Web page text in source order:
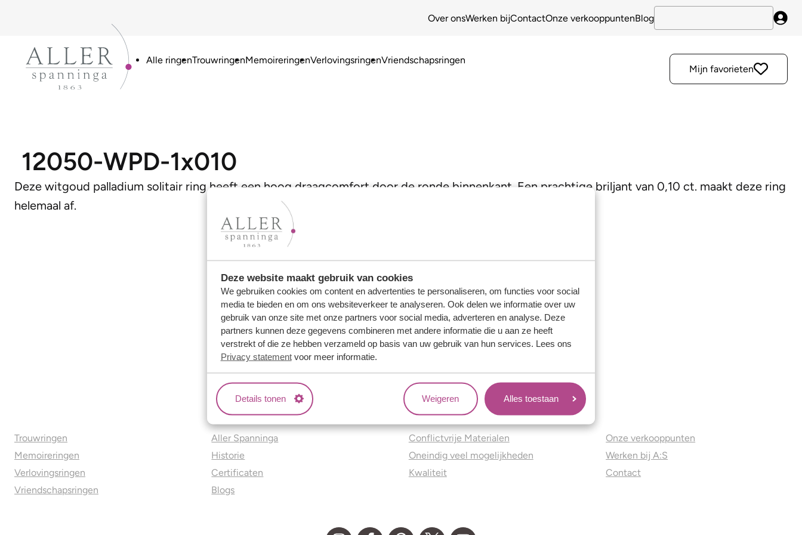
Deze website maakt gebruik van cookies
We gebruiken cookies om content en advertenties te personaliseren, om functies voor social
media te bieden en om ons websiteverkeer te analyseren. Ook delen we informatie over uw
gebruik van onze site met onze partners voor social media, adverteren en analyse. Deze
partners kunnen deze gegevens combineren met andere informatie die u aan ze heeft
verstrekt of die ze hebben verzameld op basis van uw gebruik van hun services. Lees ons
Privacy statementvoor meer informatie.
Details tonen Weigeren Alles toestaan
Over onsWerken bijContactOnze verkooppuntenBlog
Alle ringenTrouwringenMemoireringenVerlovingsringenVriendschapsringen
Mijn favorieten
12050-WPD-1x010
Deze witgoud palladium solitair ring heeft een hoog draagcomfort door de ronde binnenkant. Een prachtige briljant van 0,10 ct. maakt deze ring
helemaal af.
Trouwringen
Memoireringen
Verlovingsringen
Vriendschapsringen
Over ons
Aller Spanninga
Historie
Certificaten
Blogs
Jouw voordelen
Conflictvrije Materialen
Oneindig veel mogelijkheden
Kwaliteit
Onze verkooppunten
Werken bij A:S
Contact